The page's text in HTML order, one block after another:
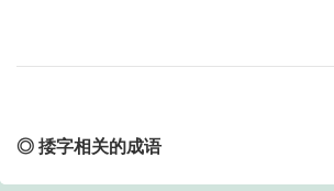
◎ 捼字相关的成语